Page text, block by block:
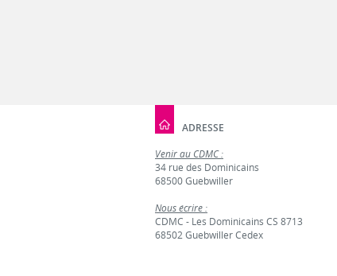
ADRESSE
Venir au CDMC :
34 rue des Dominicains
68500 Guebwiller
Nous écrire :
CDMC - Les Dominicains CS 8713
68502 Guebwiller Cedex